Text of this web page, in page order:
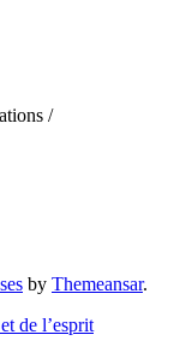
/
by Themeansar.
de l’esprit